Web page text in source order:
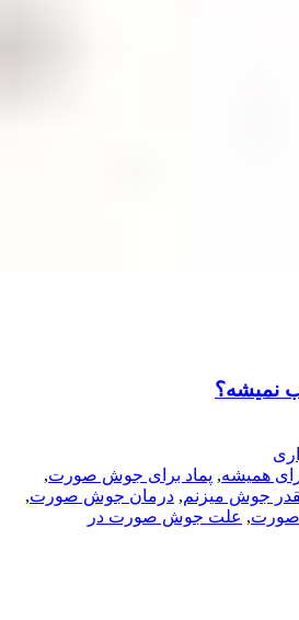
نمیشه؟
همیشه, پماد برای جوش صورت,
جوش میزنم, درمان جوش صورت,
صورت, علت جوش صورت در